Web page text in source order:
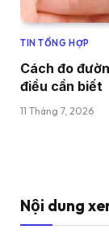
TIN TỔNG HỢP
Cách đo
điều cần biết
11 Tháng 7, 2026
Nội dung